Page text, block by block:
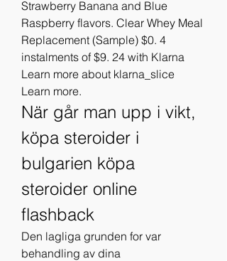
Strawberry Banana and Blue
Raspberry flavors. Clear Whey Meal
Replacement (Sample) $0. 4
instalments of $9. 24 with Klarna
Learn more about klarna_slice
Learn more.
När går man upp i vikt,
köpa steroider i
bulgarien köpa
steroider online
flashback
Den lagliga grunden for var
behandling av dina